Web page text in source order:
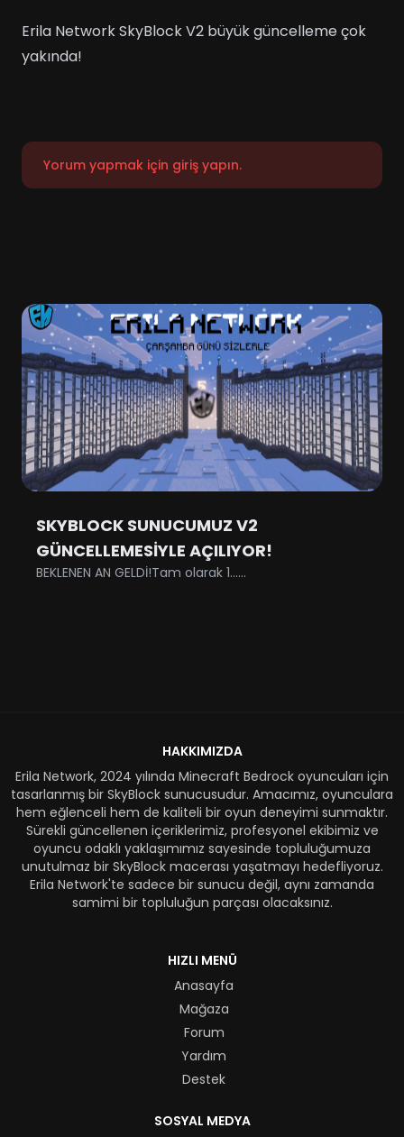
Erila Network SkyBlock V2 büyük güncelleme çok
yakında!
Yorum yapmak için giriş yapın.
SKYBLOCK SUNUCUMUZ V2
GÜNCELLEMESİYLE AÇILIYOR!
BEKLENEN AN GELDİ!Tam olarak 1......
HAKKIMIZDA
Erila Network, 2024 yılında Minecraft Bedrock oyuncuları için
tasarlanmış bir SkyBlock sunucusudur. Amacımız, oyunculara
hem eğlenceli hem de kaliteli bir oyun deneyimi sunmaktır.
Sürekli güncellenen içeriklerimiz, profesyonel ekibimiz ve
oyuncu odaklı yaklaşımımız sayesinde topluluğumuza
unutulmaz bir SkyBlock macerası yaşatmayı hedefliyoruz.
Erila Network'te sadece bir sunucu değil, aynı zamanda
samimi bir topluluğun parçası olacaksınız.
HIZLI MENÜ
Anasayfa
Mağaza
Forum
Yardım
Destek
SOSYAL MEDYA